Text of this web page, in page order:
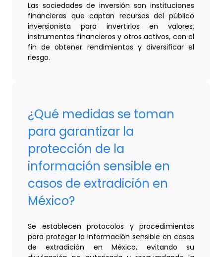
Las sociedades de inversión son instituciones
financieras que captan recursos del público
inversionista para invertirlos en valores,
instrumentos financieros y otros activos, con el
fin de obtener rendimientos y diversificar el
riesgo.
¿Qué medidas se toman
para garantizar la
protección de la
información sensible en
casos de extradición en
México?
Se establecen protocolos y procedimientos
para proteger la información sensible en casos
de extradición en México, evitando su